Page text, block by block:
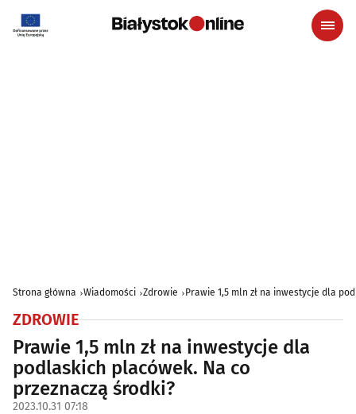
Strona główna Wiadomości Zdrowie Prawie 1,5 mln zł na inwestycje dla
ZDROWIE
Prawie 1,5 mln zł na inwestycje dla
podlaskich placówek. Na co
przeznaczą środki?
2023.10.31 07:18